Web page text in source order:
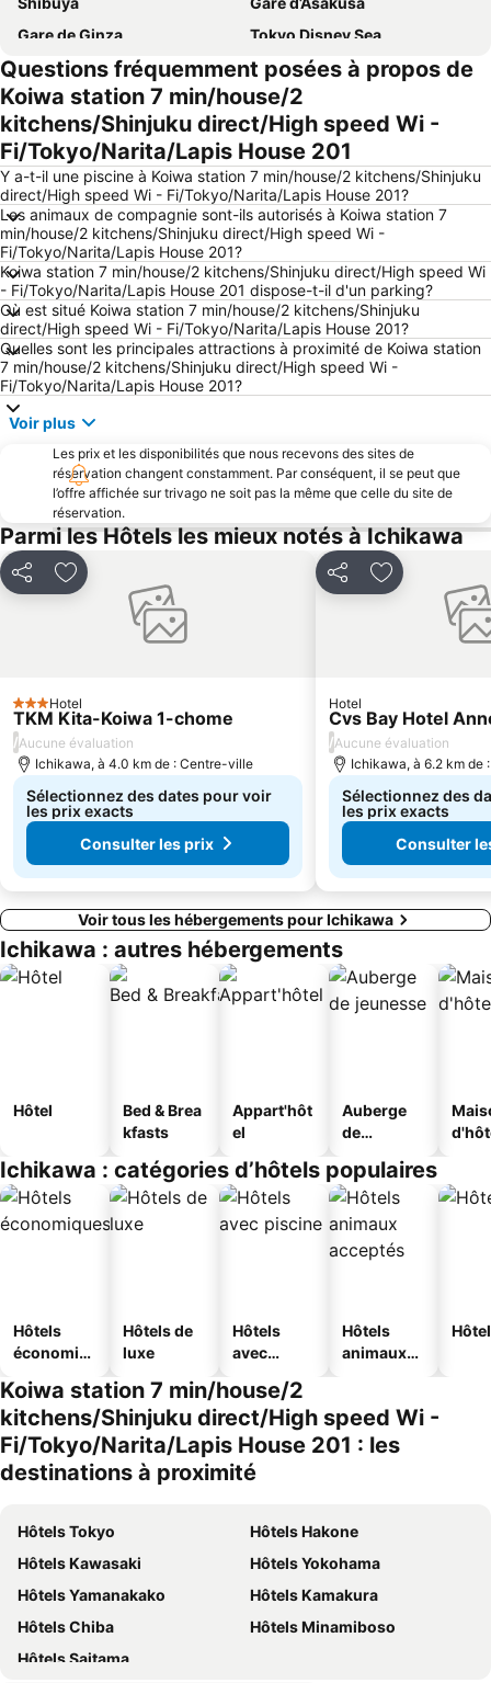
Gare de Ginza
Tokyo Disney Sea
Aéroport international de Tokyo-Haneda
Aéroport international de Narita
Gare de Shinagawa
Haneda Airport International Terminal Station
Gare Ikebukuro
Gare d'Akihabara
Narita International Airport
Yokohama Station
Gare d'Akasaka
Tokyo Cruise
Shinjuku Metro Station
Asakusa Metro Station
Nippori Station
Ginza Metro Station
Shibuya Metro Station
Port de Tokyo
Uneo
Gare de Roppongi
Akasaka Mitsuke Station
Minato
Tokyo International Airport
Hamamatsucho station
Gare d'Ebisu
Tokyo Metro Station
Shimbashi Metro Station
Makuhari Messe
Kabukicho
Akihabara Metro Station
Palais impérial
Gare de Kinshicho
Gare d'Harajuku
Yokohama China Town
Ikebukuro Metro Station
Questions fréquemment posées à propos de
Koiwa station 7 min/house/2
kitchens/Shinjuku direct/High speed Wi -
Fi/Tokyo/Narita/Lapis House 201
Y a-t-il une piscine à Koiwa station 7 min/house/2 kitchens/Shinjuku
direct/High speed Wi - Fi/Tokyo/Narita/Lapis House 201?
Les animaux de compagnie sont-ils autorisés à Koiwa station 7
min/house/2 kitchens/Shinjuku direct/High speed Wi -
Fi/Tokyo/Narita/Lapis House 201?
Koiwa station 7 min/house/2 kitchens/Shinjuku direct/High speed Wi
- Fi/Tokyo/Narita/Lapis House 201 dispose-t-il d'un parking?
Où est situé Koiwa station 7 min/house/2 kitchens/Shinjuku
direct/High speed Wi - Fi/Tokyo/Narita/Lapis House 201?
Quelles sont les principales attractions à proximité de Koiwa station
7 min/house/2 kitchens/Shinjuku direct/High speed Wi -
Fi/Tokyo/Narita/Lapis House 201?
Voir plus
Les prix et les disponibilités que nous recevons des sites de
réservation changent constamment. Par conséquent, il se peut que
l’offre affichée sur trivago ne soit pas la même que celle du site de
réservation.
Parmi les Hôtels les mieux notés à Ichikawa
PartagerAjouter à mes favoris
3 Étoiles
Hotel
TKM Kita-Koiwa 1-chome
/Aucune évaluation
Ichikawa, à 4.0 km de : Centre-ville
Sélectionnez des dates pour voir
les prix exacts
Consulter les prix
PartagerAjouter à
Hotel
Cvs Bay Hotel
/Aucune évaluation
Ichikawa, à 6.2 km de
Sélectionnez des
les prix exacts
Consulter
Voir tous les hébergements pour Ichikawa
Ichikawa : autres hébergements
Hôtel
Bed & Brea
kfasts
Appart'hôt
el
Auberge
de
Ichikawa : catégories d’hôtels populaires
Hôtels
économiq
Hôtels de
luxe
Hôtels
avec
Hôtels
animaux
Koiwa station 7 min/house/2
kitchens/Shinjuku direct/High speed Wi -
Fi/Tokyo/Narita/Lapis House 201 : les
destinations à proximité
Hôtels Tokyo
Hôtels Hakone
Hôtels Kawasaki
Hôtels Yokohama
Hôtels Yamanakako
Hôtels Kamakura
Hôtels Chiba
Hôtels Minamiboso
Hôtels Saitama